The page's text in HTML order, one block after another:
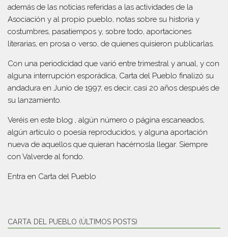
además de las noticias referidas a las actividades de la
Asociación y al propio pueblo, notas sobre su historia y
costumbres, pasatiempos y, sobre todo, aportaciones
literarias, en prosa o verso, de quienes quisieron publicarlas.
Con una periodicidad que varió entre trimestral y anual, y con
alguna interrupción esporádica, Carta del Pueblo finalizó su
andadura en Junio de 1997, es decir, casi 20 años después de
su lanzamiento.
Veréis en este blog , algún número o página escaneados,
algún artículo o poesía reproducidos, y alguna aportación
nueva de aquellos que quieran hacérnosla llegar. Siempre
con Valverde al fondo.
Entra en Carta del Pueblo
CARTA DEL PUEBLO (ÚLTIMOS POSTS)